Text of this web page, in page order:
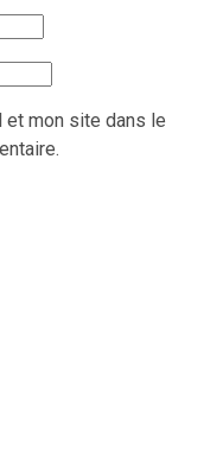
et mon site dans le